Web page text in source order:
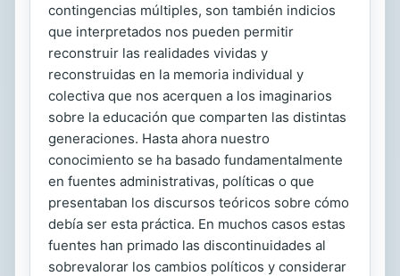
contingencias múltiples, son también indicios
que interpretados nos pueden permitir
reconstruir las realidades vividas y
reconstruidas en la memoria individual y
colectiva que nos acerquen a los imaginarios
sobre la educación que comparten las distintas
generaciones. Hasta ahora nuestro
conocimiento se ha basado fundamentalmente
en fuentes administrativas, políticas o que
presentaban los discursos teóricos sobre cómo
debía ser esta práctica. En muchos casos estas
fuentes han primado las discontinuidades al
sobrevalorar los cambios políticos y considerar